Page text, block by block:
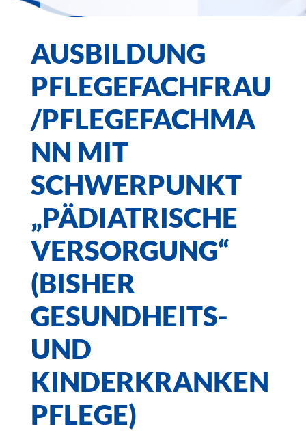
AUSBILDUNG
PFLEGEFACHFRAU
/PFLEGEFACHMA
NN MIT
SCHWERPUNKT
„PÄDIATRISCHE
VERSORGUNG“
(BISHER
GESUNDHEITS-
UND
KINDERKRANKEN
PFLEGE)